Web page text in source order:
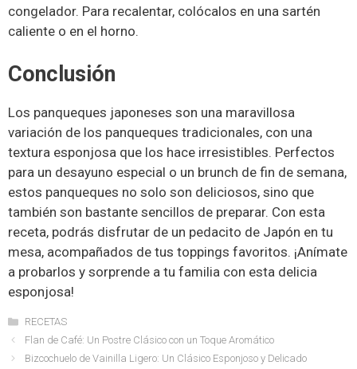
congelador. Para recalentar, colócalos en una sartén
caliente o en el horno.
Conclusión
Los panqueques japoneses son una maravillosa
variación de los panqueques tradicionales, con una
textura esponjosa que los hace irresistibles. Perfectos
para un desayuno especial o un brunch de fin de semana,
estos panqueques no solo son deliciosos, sino que
también son bastante sencillos de preparar. Con esta
receta, podrás disfrutar de un pedacito de Japón en tu
mesa, acompañados de tus toppings favoritos. ¡Anímate
a probarlos y sorprende a tu familia con esta delicia
esponjosa!
Categories
RECETAS
Flan de Café: Un Postre Clásico con un Toque Aromático
Bizcochuelo de Vainilla Ligero: Un Clásico Esponjoso y Delicado